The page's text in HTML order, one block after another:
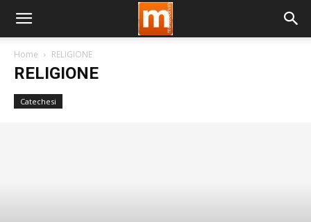
Home RELIGIONE
RELIGIONE
Catechesi